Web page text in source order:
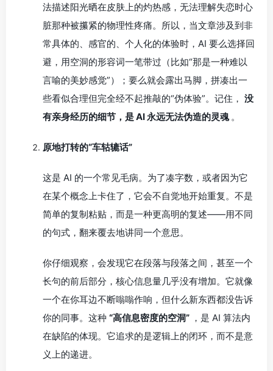
法描述阳光晒在皮肤上的灼热感，无法理解失恋时心
脏那种被攥紧的物理性疼痛。所以，当文章涉及到非
常具体的、感官的、个人化的体验时，AI 要么选择回
避，用空洞的形容词一笔带过（比如“那是一种难以
言喻的美妙感觉”）；要么就会露出马脚，拼凑出一
些看似合理但完全经不起推敲的“伪体验”。记住， 没
有亲身经历的细节，是 AI 永远无法伪造的灵魂 。
原地打转的“车轱辘话”
这是 AI 的一个常见毛病。为了凑字数，或者因为它
在某个概念上卡住了，它会不自觉地开始重复。不是
简单的复制粘贴，而是一种更高明的复述——用不同
的句式，翻来覆去地讲同一个意思。
你仔细观察，会发现它在段落与段落之间，甚至一个
长句的前后部分，核心信息量几乎没有增加。它就像
一个在你耳边不断嗡嗡作响，但什么新东西都没告诉
你的同事。这种 “高信息密度的空洞” ，是 AI 算法内
在缺陷的体现。它追求的是逻辑上的闭环，而不是意
义上的递进。